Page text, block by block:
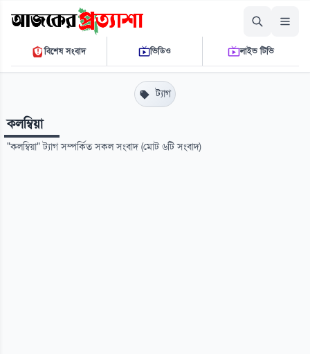
শনিবার, ০৮ আগস্ট ২০২৬
১০:১৯:৩৬ এ.এম.THE DAILY AJKER PROTTASHA
বিশেষ সংবাদ ভিডিও লাইভ টিভি
ট্যাগ
কলম্বিয়া
"কলম্বিয়া" ট্যাগ সম্পর্কিত সকল সংবাদ (মোট ৬টি সংবাদ)